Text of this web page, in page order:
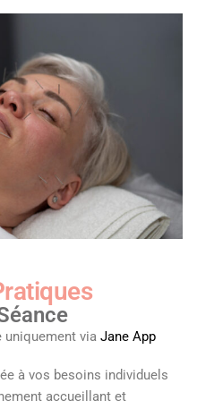
uniquement via Jane App
à vos besoins individuels
accueillant et